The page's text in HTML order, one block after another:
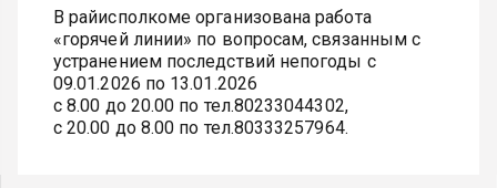
В райисполкоме организована работа
«горячей линии» по вопросам, связанным с
устранением последствий непогоды с
09.01.2026 по 13.01.2026
с 8.00 до 20.00 по тел.80233044302,
с 20.00 до 8.00 по тел.80333257964.